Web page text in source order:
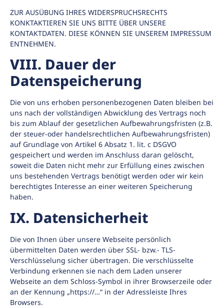
ZUR AUSÜBUNG IHRES WIDERSPRUCHSRECHTS
KONKTAKTIEREN SIE UNS BITTE ÜBER UNSERE
KONTAKTDATEN. DIESE KÖNNEN SIE UNSEREM IMPRESSUM
ENTNEHMEN.
VIII. Dauer der
Datenspeicherung
Die von uns erhoben personenbezogenen Daten bleiben bei
uns nach der vollständigen Abwicklung des Vertrags noch
bis zum Ablauf der gesetzlichen Aufbewahrungsfristen (z.B.
der steuer-oder handelsrechtlichen Aufbewahrungsfristen)
auf Grundlage von Artikel 6 Absatz 1. lit. c DSGVO
gespeichert und werden im Anschluss daran gelöscht,
soweit die Daten nicht mehr zur Erfüllung eines zwischen
uns bestehenden Vertrags benötigt werden oder wir kein
berechtigtes Interesse an einer weiteren Speicherung
haben.
IX. Datensicherheit
Die von Ihnen über unsere Webseite persönlich
übermittelten Daten werden über SSL- bzw.- TLS-
Verschlüsselung sicher übertragen. Die verschlüsselte
Verbindung erkennen sie nach dem Laden unserer
Webseite an dem Schloss-Symbol in ihrer Browserzeile oder
an der Kennung „https://…“ in der Adressleiste Ihres
Browsers.